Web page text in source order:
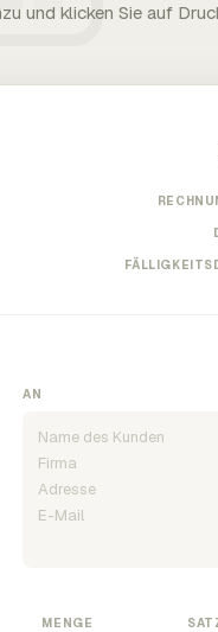
und klicken Sie auf
AN
MENGE